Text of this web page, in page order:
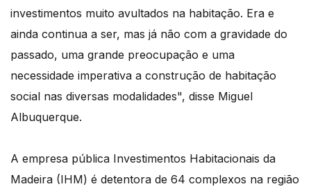
investimentos muito avultados na habitação. Era e
ainda continua a ser, mas já não com a gravidade do
passado, uma grande preocupação e uma
necessidade imperativa a construção de habitação
social nas diversas modalidades", disse Miguel
Albuquerque.
A empresa pública Investimentos Habitacionais da
Madeira (IHM) é detentora de 64 complexos na região